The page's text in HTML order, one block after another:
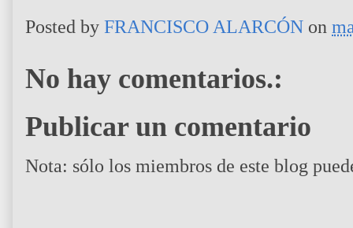
Posted by FRANCISCO ALARCÓN on
No hay comentarios.:
Publicar un comentario
Nota: sólo los miembros de este blog